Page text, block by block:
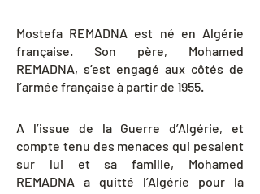
Mostefa REMADNA est né en Algérie
française. Son père, Mohamed
REMADNA, s’est engagé aux côtés de
l’armée française à partir de 1955.
A l’issue de la Guerre d’Algérie, et
compte tenu des menaces qui pesaient
sur lui et sa famille, Mohamed
REMADNA a quitté l’Algérie pour la